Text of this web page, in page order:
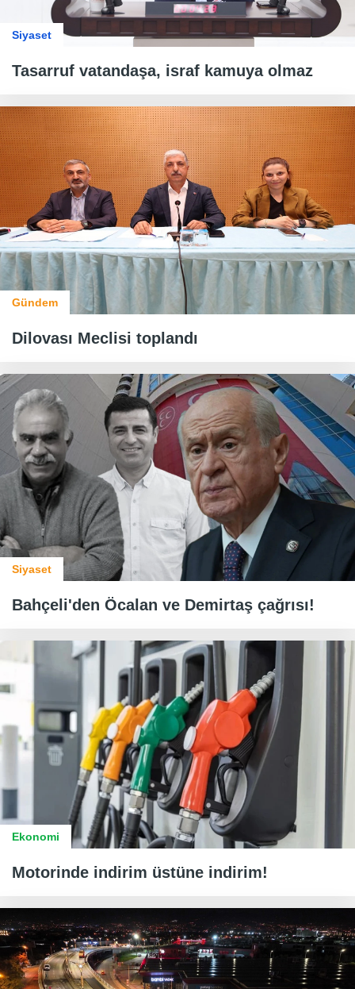
Siyaset
Tasarruf vatandaşa, israf kamuya olmaz
Gündem
Dilovası Meclisi toplandı
Siyaset
Bahçeli'den Öcalan ve Demirtaş çağrısı!
Ekonomi
Motorinde indirim üstüne indirim!